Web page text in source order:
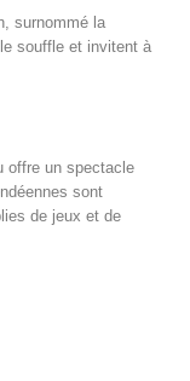
surnommé la
souffle et invitent à
offre un spectacle
sont
de jeux et de